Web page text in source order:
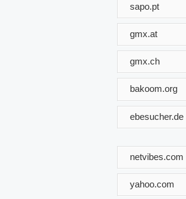
sapo.pt
gmx.at
gmx.ch
bakoom.org
ebesucher.de
netvibes.com
yahoo.com